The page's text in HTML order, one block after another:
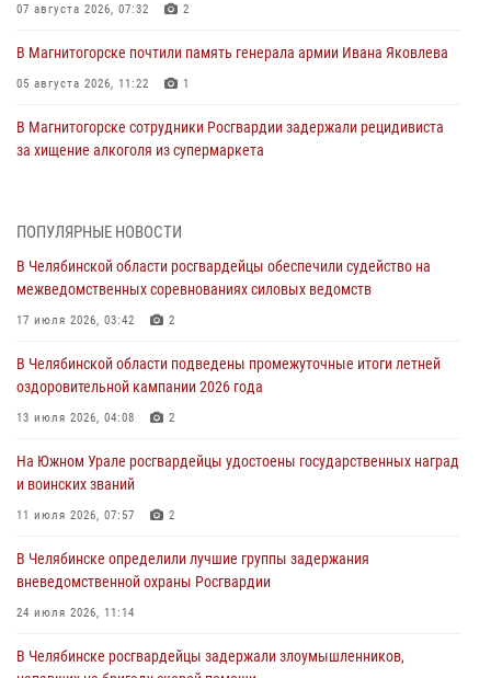
07 августа 2026, 07:32 2
В Магнитогорске почтили память генерала армии Ивана Яковлева
05 августа 2026, 11:22 1
В Магнитогорске сотрудники Росгвардии задержали рецидивиста
за хищение алкоголя из супермаркета
На Южном Урале спецназ Росгвардии провел военно-полевые
Росгвардейцы задержали трёх магазинных воров в Челябинске
На Южном Урале сотрудники Росгвардии задержали
подозреваемого в совершении убийства
В Челябинской области росгвардейцами по горячим следам
задержан подозреваемый в грабеже
ПОПУЛЯРНЫЕ НОВОСТИ
В Челябинской области росгвардейцы обеспечили судейство на
межведомственных соревнованиях силовых ведомств
17 июля 2026, 03:42 2
В Челябинской области подведены промежуточные итоги летней
оздоровительной кампании 2026 года
13 июля 2026, 04:08 2
На Южном Урале росгвардейцы удостоены государственных наград
и воинских званий
11 июля 2026, 07:57 2
В Челябинске определили лучшие группы задержания
вневедомственной охраны Росгвардии
24 июля 2026, 11:14
В Челябинске росгвардейцы задержали злоумышленников,